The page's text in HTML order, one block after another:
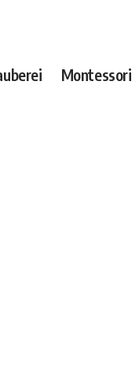
Montessori